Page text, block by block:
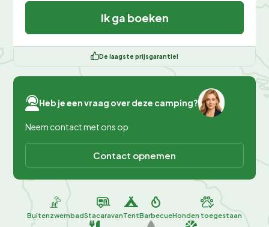
Ik ga boeken
De laagste prijsgarantie!
Heb je een vraag over deze camping?
Neem contact met ons op
Contact opnemen
BuitenzwembadStacaravanTentBarbecueHonden toegestaan